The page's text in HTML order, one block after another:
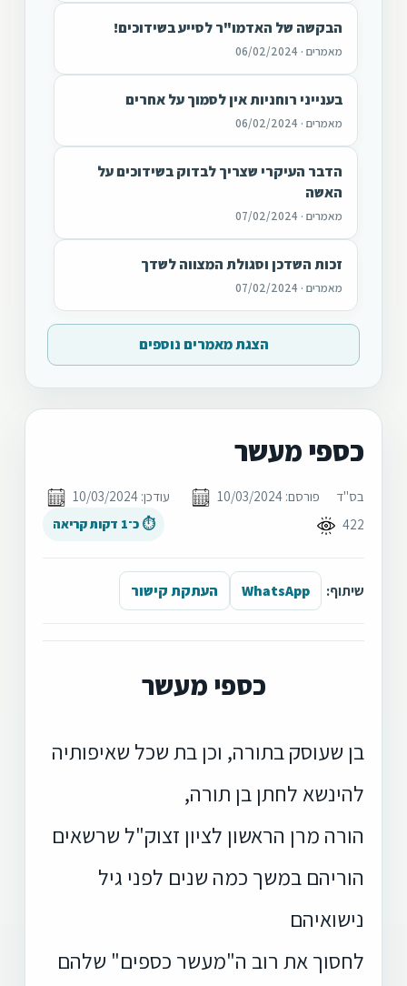
הבקשה של האדמו"ר לסייע בשידוכים!
מאמרים · 06/02/2024
בענייני רוחניות אין לסמוך על אחרים
מאמרים · 06/02/2024
הדבר העיקרי שצריך לבדוק בשידוכים על
האשה
מאמרים · 07/02/2024
זכות השדכן וסגולת המצווה לשדך
מאמרים · 07/02/2024
הצגת מאמרים נוספים
כספי מעשר
בס"ד פורסם: 10/03/2024
עודכן: 10/03/2024
422
⏱ כ־1 דקות קריאה
שיתוף: WhatsApp העתקת קישור
כספי מעשר
בן שעוסק בתורה, וכן בת שכל שאיפותיה
להינשא לחתן בן תורה,
הורה מרן הראשון לציון זצוק"ל שרשאים
הוריהם במשך כמה שנים לפני גיל
נישואיהם
לחסוך את רוב ה"מעשר כספים" שלהם